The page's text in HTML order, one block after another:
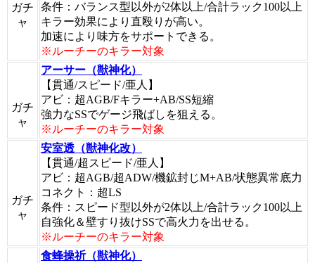
ガチ
ャ
条件：バランス型以外が2体以上/合計ラック100以上
キラー効果により直殴りが高い。
加速により味方をサポートできる。
※ルーチーのキラー対象
ガチ
ャ
アーサー（獣神化）
【貫通/スピード/亜人】
アビ：超AGB/Fキラー+AB/SS短縮
強力なSSでゲージ飛ばしを狙える。
※ルーチーのキラー対象
ガチ
ャ
安室透（獣神化改）
【貫通/超スピード/亜人】
アビ：超AGB/超ADW/機鉱封じM+AB/状態異常底力
コネクト：超LS
条件：スピード型以外が2体以上/合計ラック100以上
自強化＆壁すり抜けSSで高火力を出せる。
※ルーチーのキラー対象
食蜂操祈（獣神化）